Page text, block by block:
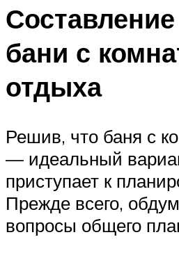
бани с
отдыха
Решив, что баня с
— идеальный
приступает к
Прежде всего,
вопросы общего